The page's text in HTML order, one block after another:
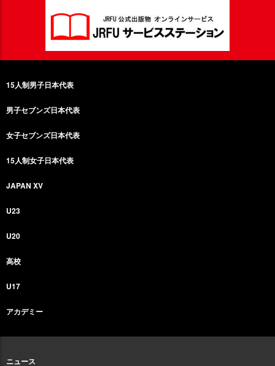
15人制男子日本代表
男子セブンズ日本代表
女子セブンズ日本代表
15人制女子日本代表
JAPAN XV
U23
U20
高校
U17
アカデミー
ニュース